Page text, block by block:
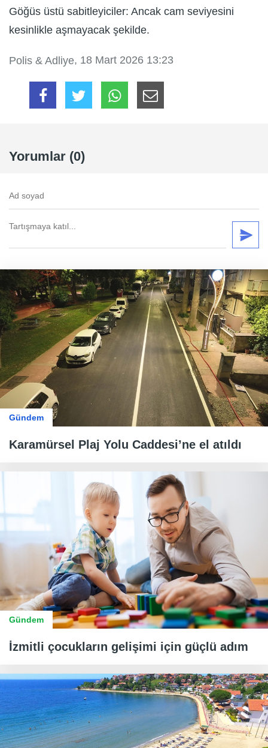
Göğüs üstü sabitleyiciler: Ancak cam seviyesini
kesinlikle aşmayacak şekilde.
Polis & Adliye, 18 Mart 2026 13:23
Yorumlar (0)
Gündem
Karamürsel Plaj Yolu Caddesi’ne el atıldı
Gündem
İzmitli çocukların gelişimi için güçlü adım